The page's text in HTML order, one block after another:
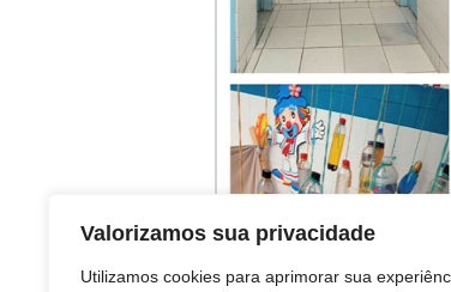
Valorizamos sua privacidade
Utilizamos cookies para aprimorar sua